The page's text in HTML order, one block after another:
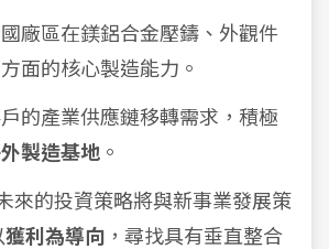
廠區在鎂鋁合金壓鑄、外觀件
面的核心製造能力。
的產業供應鏈移轉需求，積極
製造基地 。
來的投資策略將與新事業發展策
獲利為導向 ，尋找具有垂直整合